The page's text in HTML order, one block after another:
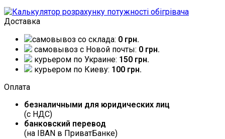
Доставка
самовывоз со склада: 0 грн.
самовывоз c Новой почты: 0 грн.
курьером по Украине: 150 грн.
курьером по Киеву: 100 грн.
Оплата
безналичными для юридических лиц
(с НДС)
банковский перевод
(на IBAN в ПриватБанке)